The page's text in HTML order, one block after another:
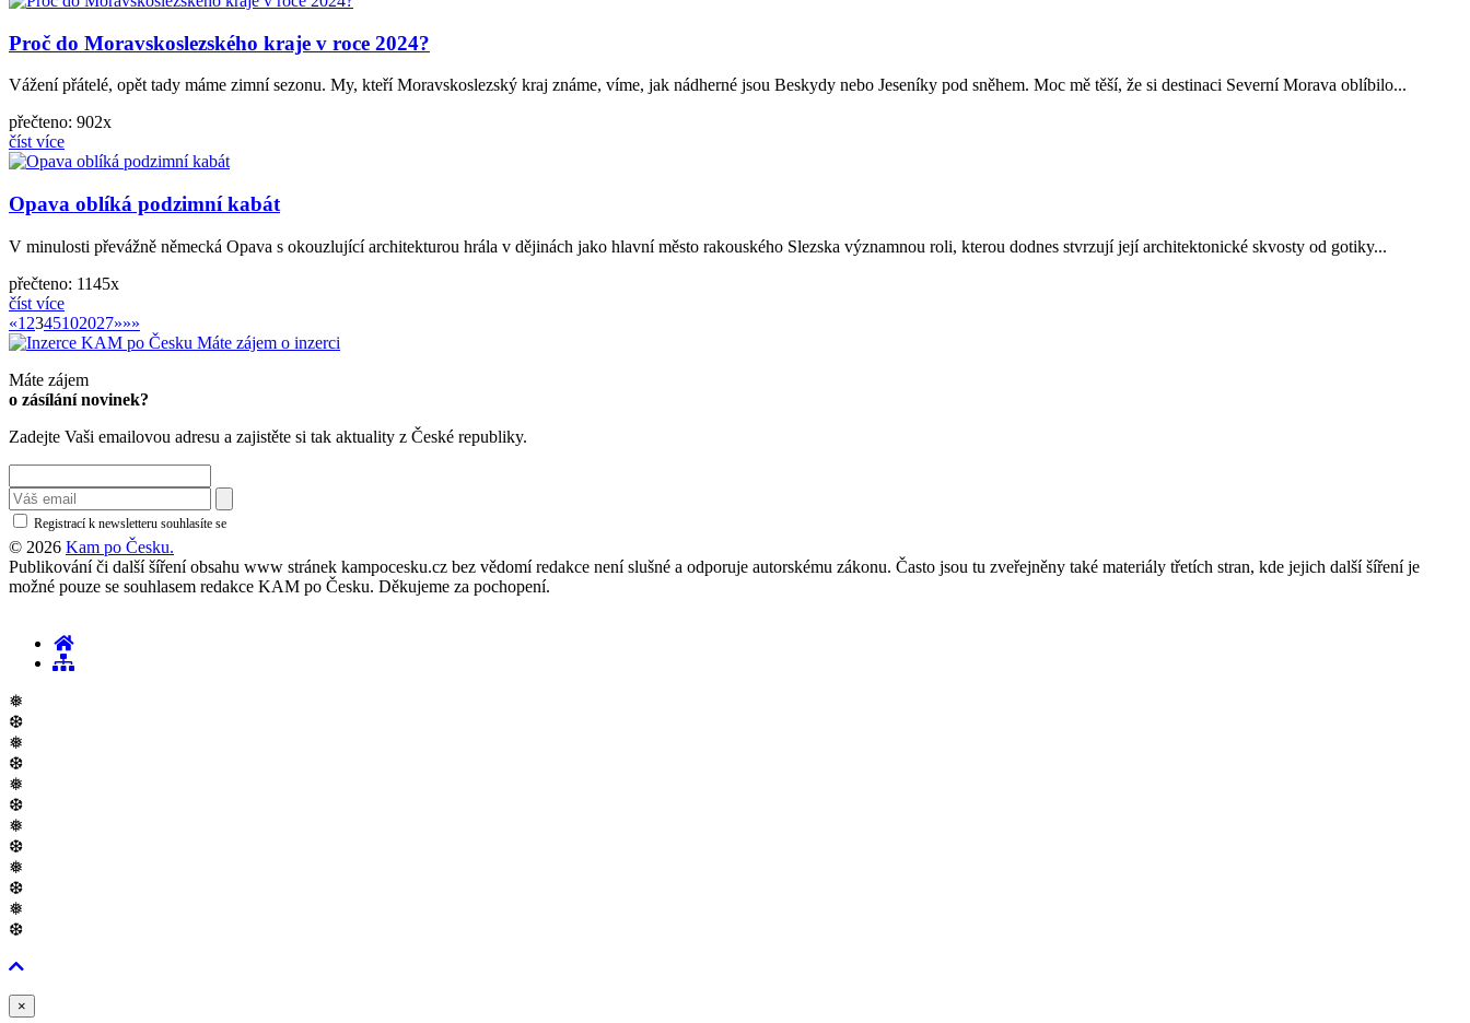
Proč do Moravskoslezského kraje v roce 2024?
Vážení přátelé, opět tady máme zimní sezonu. My, kteří Moravskoslezský kraj známe, víme, jak nádherné jsou Beskydy nebo Jeseníky pod sněhem. Moc mě těší, že si destinaci Severní Morava oblíbilo...
přečteno: 902x
číst více
Opava oblíká podzimní kabát
V minulosti převážně německá Opava s okouzlující architekturou hrála v dějinách jako hlavní město rakouského Slezska významnou roli, kterou dodnes stvrzují její architektonické skvosty od gotiky...
přečteno: 1145x
číst více
««1 2345102027»»
»»
Máte zájem o inzerci
Máte zájem
o zásílání novinek?
Zadejte Vaši emailovou adresu a zajistěte si tak aktuality z České republiky.
Registrací k newsletteru souhlasíte se
© 2026 Kam po Česku.
Publikování či další šíření obsahu www stránek kampocesku.cz bez vědomí redakce není slušné a odporuje autorskému zákonu. Často jsou tu zveřejněny také materiály třetích stran, kde jejich další šíření je
možné pouze se souhlasem redakce KAM po Česku. Děkujeme za pochopení.
❅
❆
❅
❆
❅
❆
❅
❆
❅
❆
❅
❆
×